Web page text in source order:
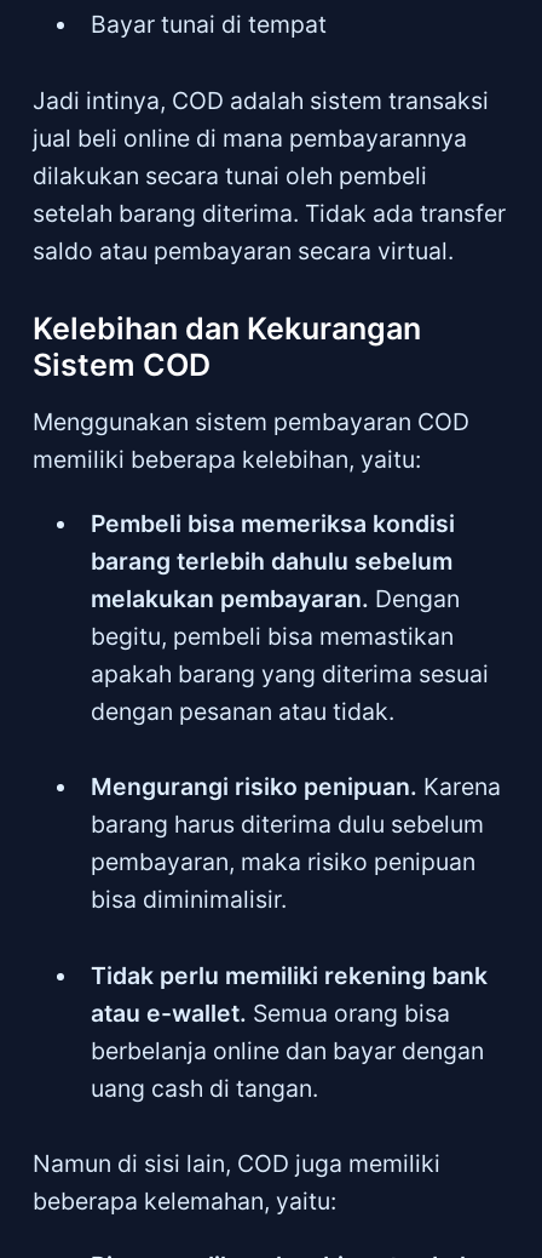
Bayar tunai di tempat
Jadi intinya, COD adalah sistem transaksi
jual beli online di mana pembayarannya
dilakukan secara tunai oleh pembeli
setelah barang diterima. Tidak ada transfer
saldo atau pembayaran secara virtual.
Kelebihan dan Kekurangan
Sistem COD
Menggunakan sistem pembayaran COD
memiliki beberapa kelebihan, yaitu:
Pembeli bisa memeriksa kondisi
barang terlebih dahulu sebelum
melakukan pembayaran. Dengan
begitu, pembeli bisa memastikan
apakah barang yang diterima sesuai
dengan pesanan atau tidak.
Mengurangi risiko penipuan. Karena
barang harus diterima dulu sebelum
pembayaran, maka risiko penipuan
bisa diminimalisir.
Tidak perlu memiliki rekening bank
atau e-wallet. Semua orang bisa
berbelanja online dan bayar dengan
uang cash di tangan.
Namun di sisi lain, COD juga memiliki
beberapa kelemahan, yaitu: